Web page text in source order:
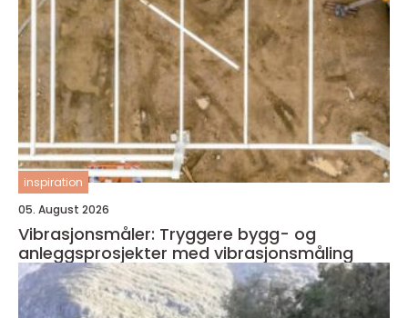
inspiration
05. August 2026
Vibrasjonsmåler: Tryggere bygg- og
anleggsprosjekter med vibrasjonsmåling